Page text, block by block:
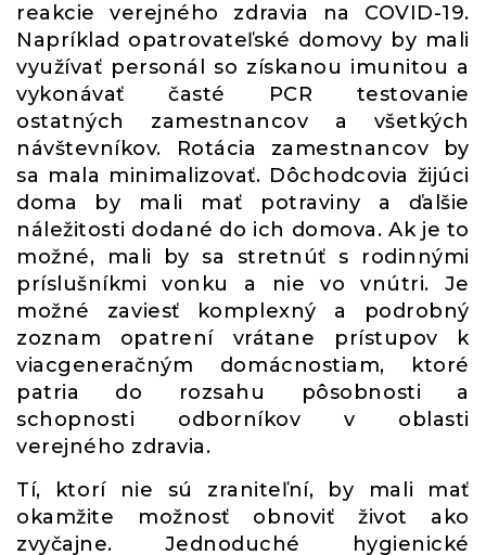
reakcie verejného zdravia na COVID-19.
Napríklad opatrovateľské domovy by mali
využívať personál so získanou imunitou a
vykonávať časté PCR testovanie
ostatných zamestnancov a všetkých
návštevníkov. Rotácia zamestnancov by
sa mala minimalizovať. Dôchodcovia žijúci
doma by mali mať potraviny a ďalšie
náležitosti dodané do ich domova. Ak je to
možné, mali by sa stretnúť s rodinnými
príslušníkmi vonku a nie vo vnútri. Je
možné zaviesť komplexný a podrobný
zoznam opatrení vrátane prístupov k
viacgeneračným domácnostiam, ktoré
patria do rozsahu pôsobnosti a
schopnosti odborníkov v oblasti
verejného zdravia.
Tí, ktorí nie sú zraniteľní, by mali mať
okamžite možnosť obnoviť život ako
zvyčajne. Jednoduché hygienické